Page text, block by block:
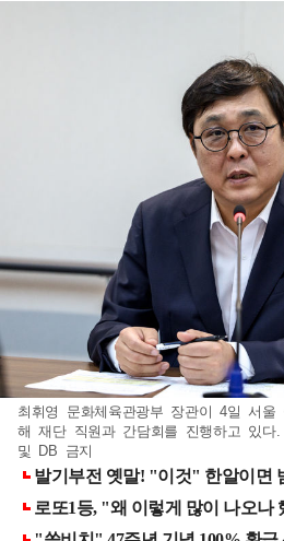
최휘영 문화체육관광부 장관이 4일 서울
해 재단 직원과 간담회를 진행하고 있다
및 DB 금지